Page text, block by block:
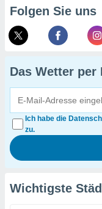
Folgen Sie uns
Das Wetter per
Ich habe die
zu.
Wichtigste